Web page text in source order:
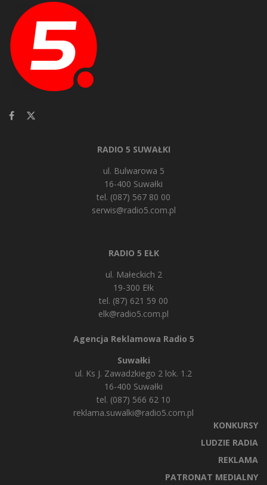
RADIO 5 SUWAŁKI
ul. Bulwarowa 5
16-400 Suwałki
tel. (087) 567 80 00
serwis@radio5.com.pl
RADIO 5 EŁK
ul. Małeckich 2
19-300 Ełk
tel. (87) 621 59 00
elk@radio5.com.pl
Agencja Reklamowa Radio 5
Suwałki
ul. Ks J. Zawadzkiego 2 lok. 1.2
16-400 Suwałki
tel. (087) 566 62 10
reklama.suwalki@radio5.com.pl
KONKURSY
LUDZIE RADIA
REKLAMA
PATRONAT MEDIALNY